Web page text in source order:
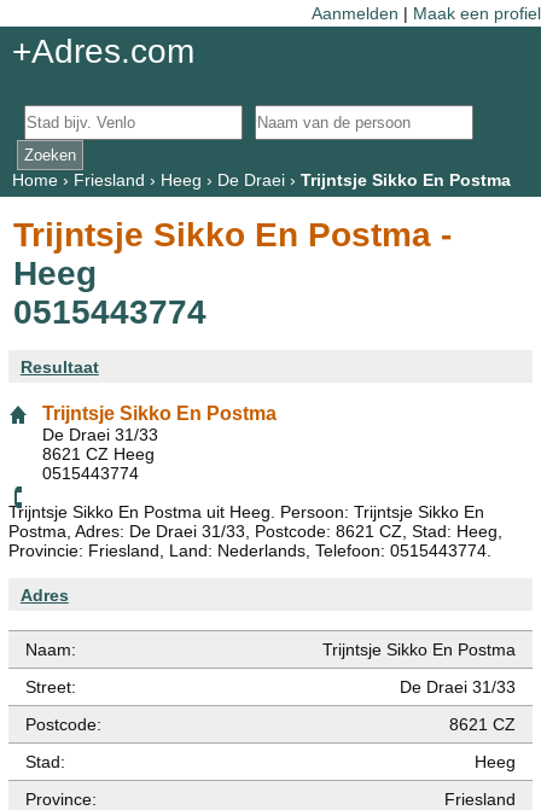
Aanmelden | Maak een profiel
+Adres.com
Home› Friesland › Heeg › De Draei› Trijntsje Sikko En Postma
Trijntsje Sikko En Postma -
Heeg
0515443774
Resultaat
Trijntsje Sikko En Postma
De Draei 31/33
8621 CZ Heeg
0515443774
Trijntsje Sikko En Postma uit Heeg. Persoon: Trijntsje Sikko En
Postma, Adres: De Draei 31/33, Postcode: 8621 CZ, Stad: Heeg,
Provincie: Friesland, Land: Nederlands, Telefoon: 0515443774.
Adres
Naam:
Trijntsje Sikko En Postma
Street:
De Draei 31/33
Postcode:
8621 CZ
Stad:
Heeg
Province:
Friesland